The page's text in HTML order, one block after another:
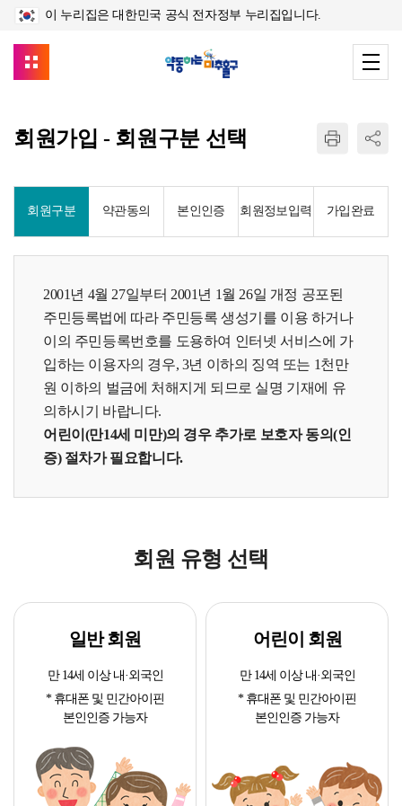
이 누리집은 대한민국 공식 전자정부 누리집입니다.
회원가입 - 회원구분 선택
회원구분 약관동의 본인인증 회원정보입력 가입완료
2001년 4월 27일부터 2001년 1월 26일 개정 공포된
주민등록법에 따라 주민등록 생성기를 이용 하거나
이의 주민등록번호를 도용하여 인터넷 서비스에 가
입하는 이용자의 경우, 3년 이하의 징역 또는 1천만
원 이하의 벌금에 처해지게 되므로 실명 기재에 유
의하시기 바랍니다.
어린이(만14세 미만)의 경우 추가로 보호자 동의(인
증) 절차가 필요합니다.
회원 유형 선택
일반 회원
만 14세 이상 내·외국인
* 휴대폰 및 민간아이핀
본인인증 가능자
어린이 회원
만 14세 이상 내·외국인
* 휴대폰 및 민간아이핀
본인인증 가능자